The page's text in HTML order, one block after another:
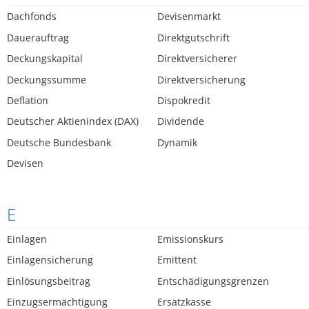
Dachfonds
Dauerauftrag
Deckungskapital
Deckungssumme
Deflation
Deutscher Aktienindex (DAX)
Deutsche Bundesbank
Devisen
Devisenmarkt
Direktgutschrift
Direktversicherer
Direktversicherung
Dispokredit
Dividende
Dynamik
E
Einlagen
Einlagensicherung
Einlösungsbeitrag
Einzugsermächtigung
Emissionskurs
Emittent
Entschädigungsgrenzen
Ersatzkasse